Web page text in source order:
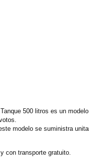
500 litros es un
modelo se suministra
con transporte gratuito.